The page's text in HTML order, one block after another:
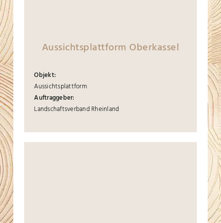
Aussichtsplattform Oberkassel
Objekt:
Aussichtsplattform
Auftraggeber:
Landschaftsverband Rheinland